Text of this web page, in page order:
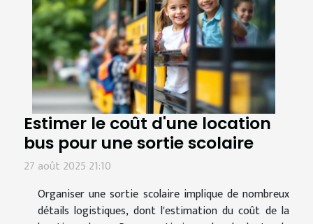
Estimer le coût d'une location
bus pour une sortie scolaire
27 août 2025 21:10
Organiser une sortie scolaire implique de nombreux
détails logistiques, dont l'estimation du coût de la